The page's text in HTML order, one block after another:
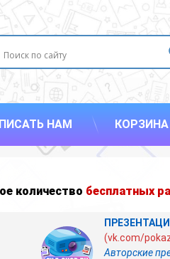
НАМ КОРЗИНА
количество бесплатных
(vk.com/
Авторские